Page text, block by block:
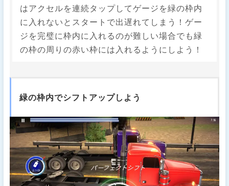
はアクセルを連続タップしてゲージを緑の枠内
に入れないとスタートで出遅れてしまう！ゲー
ジを完璧に枠内に入れるのが難しい場合でも緑
の枠の周りの赤い枠には入れるようにしよう！
緑の枠内でシフトアップしよう